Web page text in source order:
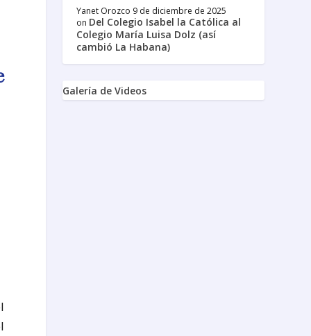
Yanet Orozco 9 de diciembre de 2025
on Del Colegio Isabel la Católica al
Colegio María Luisa Dolz (así
cambió La Habana)
Galería de Videos